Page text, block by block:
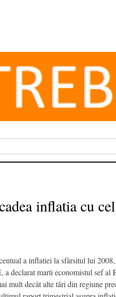
inflatia cu
a inflatiei la sfârsitul lui
declarat marti economistul sef
mult decât alte tãri din regiune